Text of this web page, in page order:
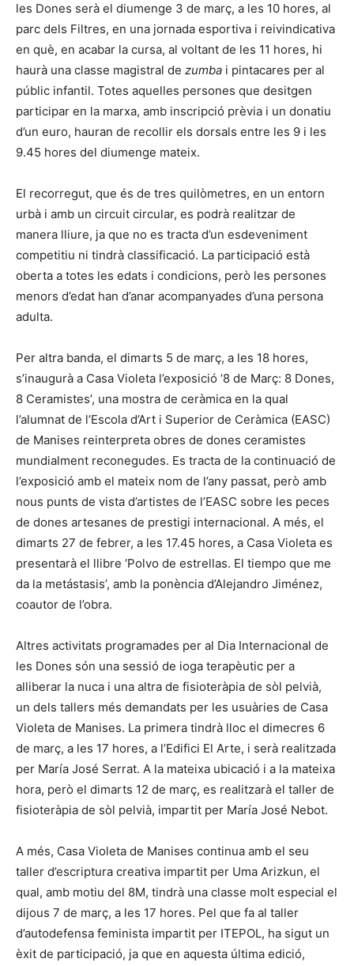
les Dones serà el diumenge 3 de març, a les 10 hores, al
parc dels Filtres, en una jornada esportiva i reivindicativa
en què, en acabar la cursa, al voltant de les 11 hores, hi
haurà una classe magistral de zumba i pintacares per al
públic infantil. Totes aquelles persones que desitgen
participar en la marxa, amb inscripció prèvia i un donatiu
d’un euro, hauran de recollir els dorsals entre les 9 i les
9.45 hores del diumenge mateix.
El recorregut, que és de tres quilòmetres, en un entorn
urbà i amb un circuit circular, es podrà realitzar de
manera lliure, ja que no es tracta d’un esdeveniment
competitiu ni tindrà classificació. La participació està
oberta a totes les edats i condicions, però les persones
menors d’edat han d’anar acompanyades d’una persona
adulta.
Per altra banda, el dimarts 5 de març, a les 18 hores,
s’inaugurà a Casa Violeta l’exposició ‘8 de Març: 8 Dones,
8 Ceramistes’, una mostra de ceràmica en la qual
l’alumnat de l’Escola d’Art i Superior de Ceràmica (EASC)
de Manises reinterpreta obres de dones ceramistes
mundialment reconegudes. Es tracta de la continuació de
l’exposició amb el mateix nom de l’any passat, però amb
nous punts de vista d’artistes de l’EASC sobre les peces
de dones artesanes de prestigi internacional. A més, el
dimarts 27 de febrer, a les 17.45 hores, a Casa Violeta es
presentarà el llibre ‘Polvo de estrellas. El tiempo que me
da la metástasis’, amb la ponència d’Alejandro Jiménez,
coautor de l’obra.
Altres activitats programades per al Dia Internacional de
les Dones són una sessió de ioga terapèutic per a
alliberar la nuca i una altra de fisioteràpia de sòl pelvià,
un dels tallers més demandats per les usuàries de Casa
Violeta de Manises. La primera tindrà lloc el dimecres 6
de març, a les 17 hores, a l’Edifici El Arte, i serà realitzada
per María José Serrat. A la mateixa ubicació i a la mateixa
hora, però el dimarts 12 de març, es realitzarà el taller de
fisioteràpia de sòl pelvià, impartit per María José Nebot.
A més, Casa Violeta de Manises continua amb el seu
taller d’escriptura creativa impartit per Uma Arizkun, el
qual, amb motiu del 8M, tindrà una classe molt especial el
dijous 7 de març, a les 17 hores. Pel que fa al taller
d’autodefensa feminista impartit per ITEPOL, ha sigut un
èxit de participació, ja que en aquesta última edició,